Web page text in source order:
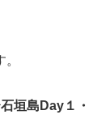
垣島Day１・